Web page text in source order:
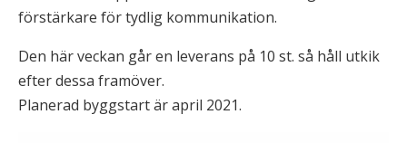
förstärkare för tydlig kommunikation.
Den här veckan går en leverans på 10 st. så håll utkik
efter dessa framöver.
Planerad byggstart är april 2021.